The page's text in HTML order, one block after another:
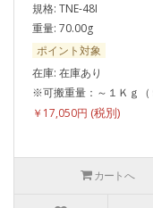
規格: TNE-48I
重量: 70.00g
ポイント対象
在庫: 在庫あり
※可搬重量：～１Ｋｇ（
￥17,050円
カートへ